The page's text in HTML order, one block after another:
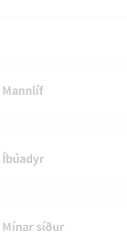
Mannlíf
Íbúadyr
Mínar síður